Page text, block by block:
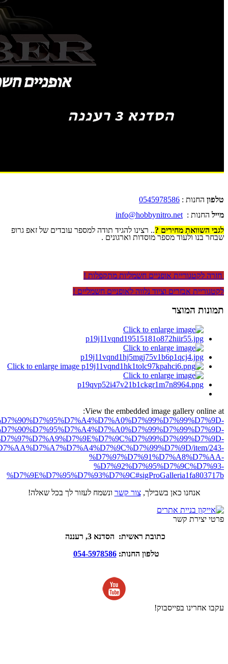
טלפון החנות : 0545978586
מייל החנות : info@hobbynitro.net
לגבי השוואת מחירים ?.. רצינו להגיד תודה למספר עובדים של זאפ גרופ
שבחר בנו ולעוד מספר מוסדות וארגונים .
חזרה לקטגוריית אופניים חשמליות מתקפלות !
לקטגוריית אבזרים וציוד נלווה לאופניים חשמליים !
תמונות המוצר
View the embedded image gallery online at:
item/243-
%D7%97%D7%91%D7%A8%D7%AA-
%D7%92%D7%95%D7%9C%D7%93-
%D7%9E%D7%95%D7%93%D7%9C#sigProGalleria1fa803717b
אנחנו כאן בשבילך,צור קשר ונשמח לעזור לך בכל שאלה!
פרטי יצירת קשר
כתובת ראשית: הסדנא 3, רעננה
טלפון החנות:054-5978586
עקבו אחרינו בפייסבוק!